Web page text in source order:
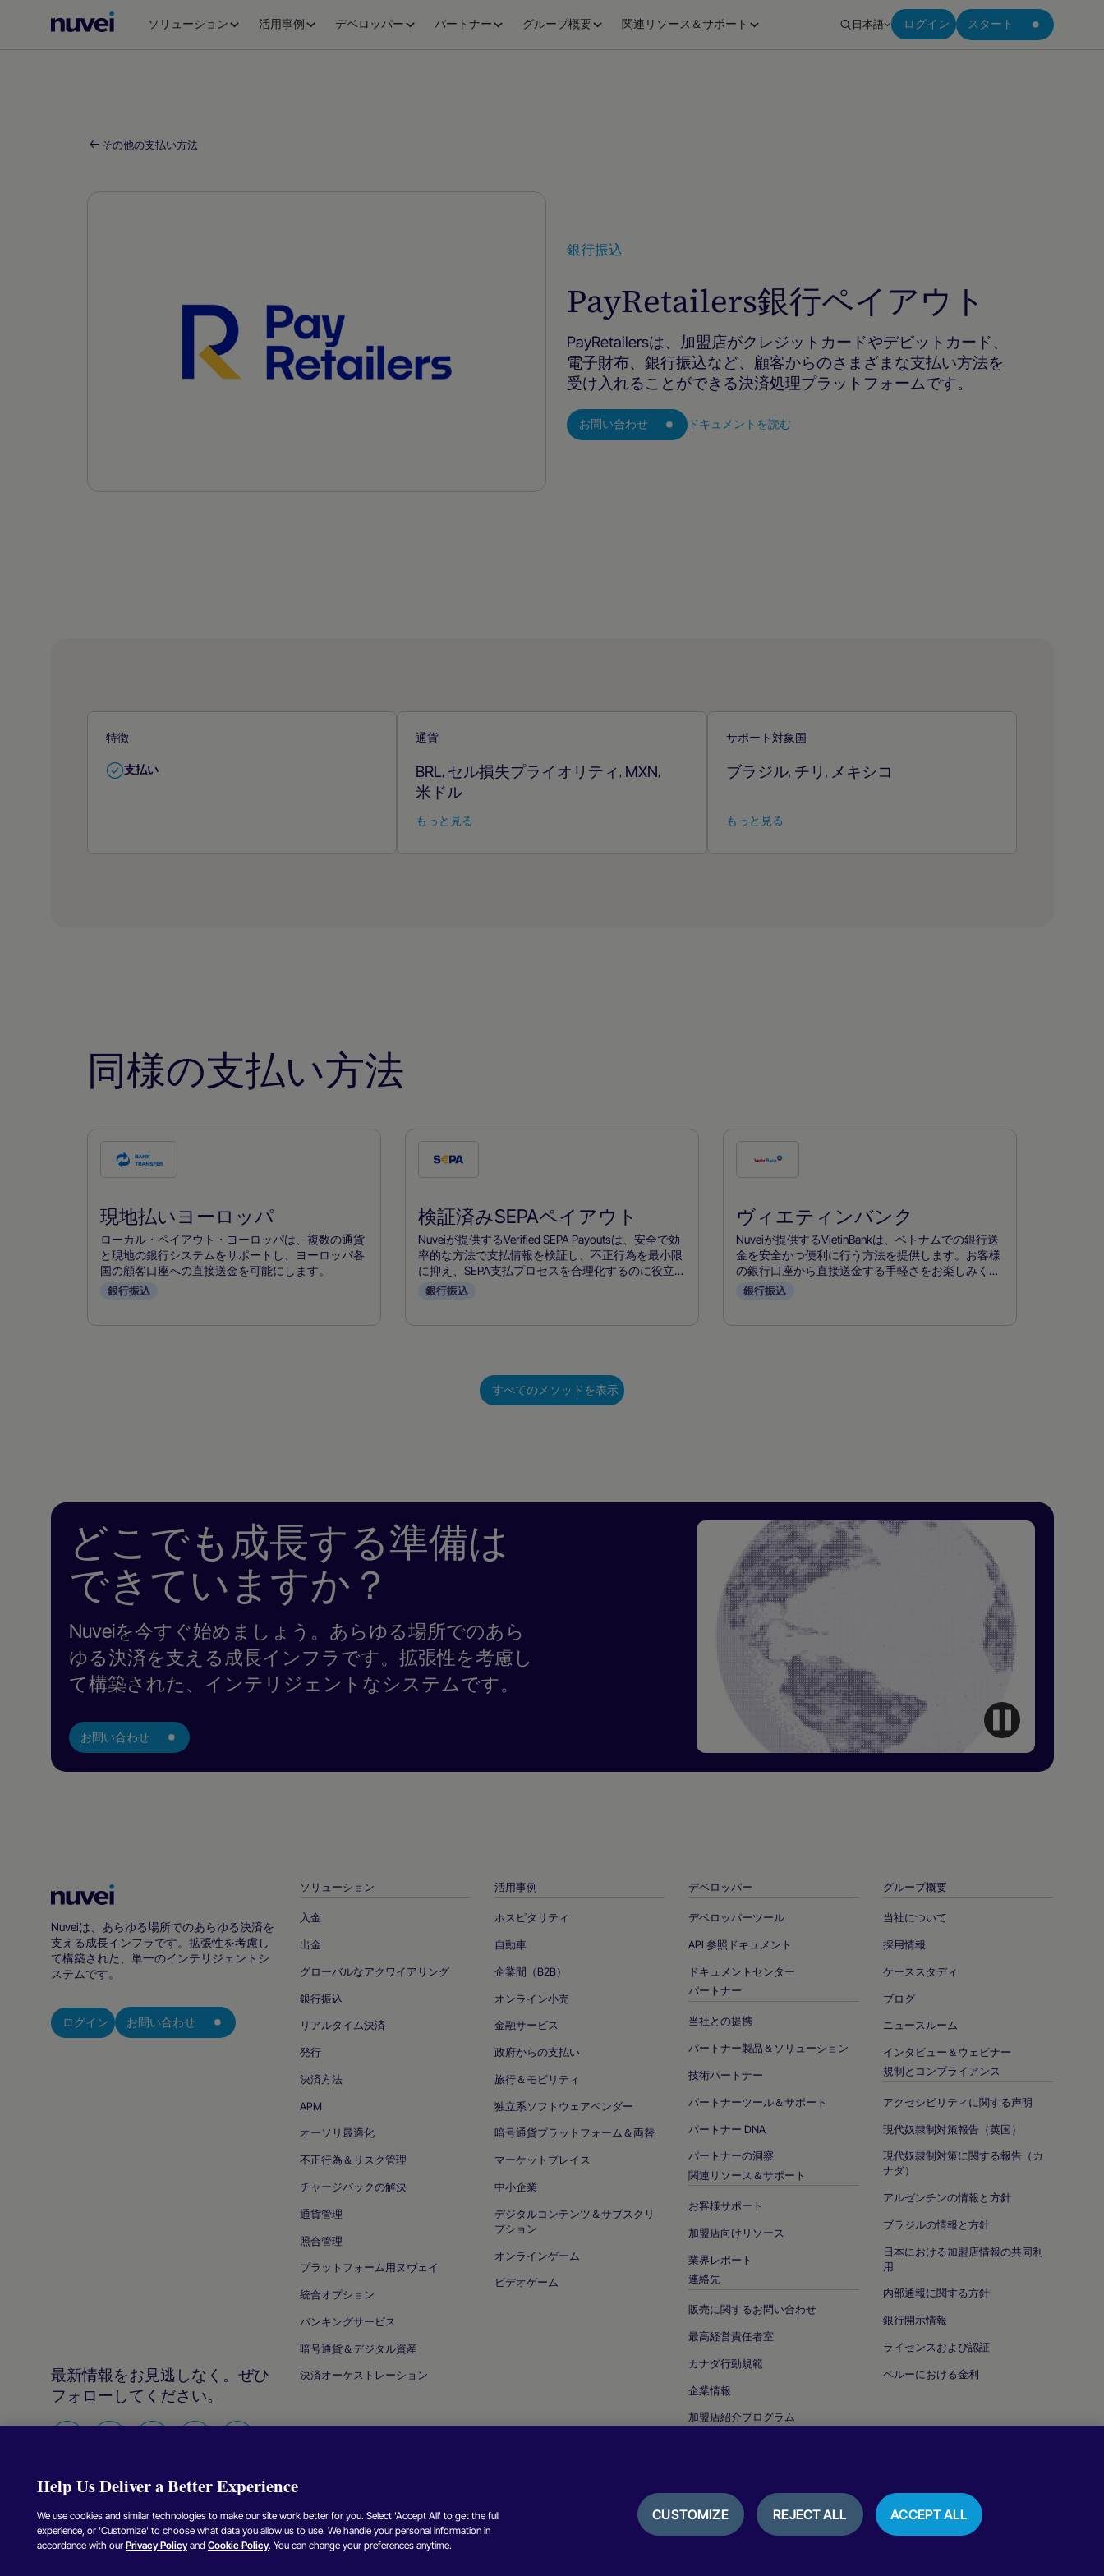
Nuvei
ジ
ソリューション 活用事例 デベロッパー パートナー グループ概要 関連リソース＆サポート 日本語 ログイン スタート
その他の支払い方法
銀行振込
PayRetailers銀行ペイアウト
PayRetailersは、加盟店がクレジットカードやデビットカード、
電子財布、銀行振込など、顧客からのさまざまな支払い方法を
受け入れることができる決済処理プラットフォームです。
お問い合わせ ドキュメントを読む
特徴
支払い
通貨
BRL セル損失プライオリティ MXN
米ドル
もっと見る
サポート対象国
ブラジル, チリ メキシコ
もっと見る
同様の支払い方法
の
払
い
方
法
を
現地払いヨーロッパ
ローカル・ペイアウト・ヨーロッパは、複数の通貨
と現地の銀行システムをサポートし、ヨーロッパ各
国の顧客口座への直接送金を可能にします。
銀行振込
の
払
い
方
法
を
検証済みSEPAペイアウト
Nuveiが提供するVerified SEPA Payoutsは、安全で効
率的な方法で支払情報を検証し、不正行為を最小限
に抑え、SEPA支払プロセスを合理化するのに役立ち
ます。
銀行振込
の
払
い
方
法
を
ヴィエティンバンク
Nuveiが提供するVietinBankは、ベトナムでの銀行送
金を安全かつ便利に行う方法を提供します。お客様
の銀行口座から直接送金する手軽さをお楽しみくだ
さい。
銀行振込
すべてのメソッドを表示
どこでも成長する準備は
できていますか？
Nuveiを今すぐ始めましょう。あらゆる場所でのあら
ゆる決済を支える成長インフラです。拡張性を考慮し
て構築された、インテリジェントなシステムです。
お問い合わせ
Nuvei
ー
ム
ジ
Nuveiは、あらゆる場所でのあらゆる決済を
支える成長インフラです。拡張性を考慮し
て構築された、単一のインテリジェントシ
ステムです。
ログイン お問い合わせ
最新情報をお見逃しなく。ぜひ
フォローしてください。
ソリューション
入金
出金
グローバルなアクワイアリング
銀行振込
リアルタイム決済
発行
決済方法
APM
オーソリ最適化
不正行為＆リスク管理
チャージバックの解決
通貨管理
照合管理
プラットフォーム用ヌヴェイ
統合オプション
バンキングサービス
暗号通貨＆デジタル資産
決済オーケストレーション
活用事例
ホスピタリティ
自動車
企業間（B2B）
オンライン小売
金融サービス
政府からの支払い
旅行＆モビリティ
独立系ソフトウェアベンダー
暗号通貨プラットフォーム＆両替
マーケットプレイス
中小企業
デジタルコンテンツ＆サブスクリ
プション
オンラインゲーム
ビデオゲーム
デベロッパー
デベロッパーツール
API 参照ドキュメント
ドキュメントセンター
パートナー
当社との提携
パートナー製品＆ソリューション
技術パートナー
パートナーツール＆サポート
パートナー DNA
パートナーの洞察
関連リソース＆サポート
お客様サポート
加盟店向けリソース
業界レポート
連絡先
販売に関するお問い合わせ
最高経営責任者室
カナダ行動規範
企業情報
加盟店紹介プログラム
グループ概要
当社について
採用情報
ケーススタディ
ブログ
ニュースルーム
インタビュー＆ウェビナー
規制とコンプライアンス
アクセシビリティに関する声明
現代奴隷制対策報告（英国）
現代奴隷制対策に関する報告（カ
ナダ）
アルゼンチンの情報と方針
ブラジルの情報と方針
日本における加盟店情報の共同利
用
内部通報に関する方針
銀行開示情報
ライセンスおよび認証
ペルーにおける金利
Copyright © Nuvei –2026年、無断転載・複製を禁じます。 プライバシー通知 クッキーポリシー 利用規約 レビュー＆お客様の声
Help Us Deliver a Better Experience
We use cookies and similar technologies to make our site work better for you. Select 'Accept All' to get the full
experience, or 'Customize' to choose what data you allow us to use. We handle your personal information in
accordance with our Privacy Policyand Cookie Policy. You can change your preferences anytime.
CUSTOMIZE REJECT ALL ACCEPT ALL